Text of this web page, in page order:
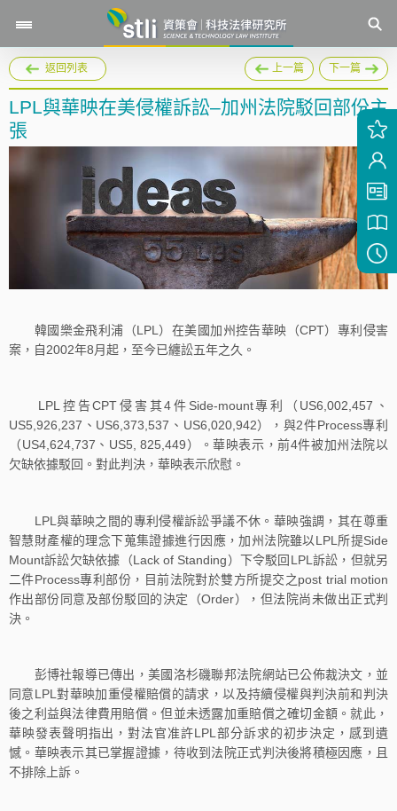
返回列表 上一篇 下一篇
LPL與華映在美侵權訴訟–加州法院駁回部份主
張
韓國樂金飛利浦（LPL）在美國加州控告華映（CPT）專利侵害
案，自2002年8月起，至今已纏訟五年之久。
LPL控告CPT侵害其4件Side-mount專利（US6,002,457、
US5,926,237、US6,373,537、US6,020,942），與2件Process專利
（US4,624,737、US5, 825,449）。華映表示，前4件被加州法院以
欠缺依據駁回。對此判決，華映表示欣慰。
LPL與華映之間的專利侵權訴訟爭議不休。華映強調，其在尊重
智慧財產權的理念下蒐集證據進行因應，加州法院雖以LPL所提Side
Mount訴訟欠缺依據（Lack of Standing）下令駁回LPL訴訟，但就另
二件Process專利部份，目前法院對於雙方所提交之post trial motion
作出部份同意及部份駁回的決定（Order），但法院尚未做出正式判
決。
彭博社報導已傳出，美國洛杉磯聯邦法院網站已公佈裁決文，並
同意LPL對華映加重侵權賠償的請求，以及持續侵權與判決前和判決
後之利益與法律費用賠償。但並未透露加重賠償之確切金額。就此，
華映發表聲明指出，對法官准許LPL部分訴求的初步決定，感到遺
憾。華映表示其已掌握證據，待收到法院正式判決後將積極因應，且
不排除上訴。